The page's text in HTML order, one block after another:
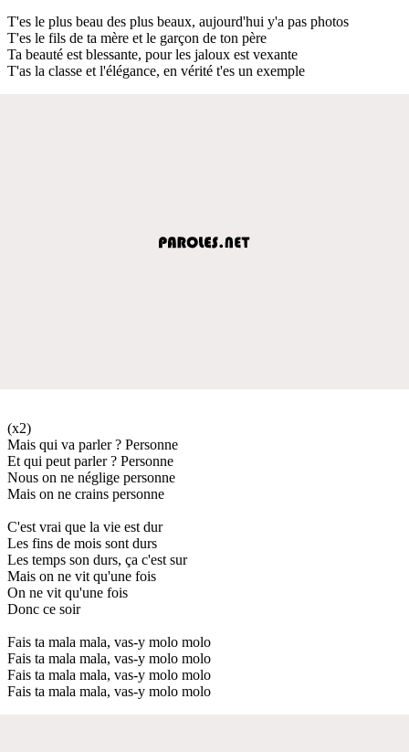
T'es le plus beau des plus beaux, aujourd'hui y'a pas photos
T'es le fils de ta mère et le garçon de ton père
Ta beauté est blessante, pour les jaloux est vexante
T'as la classe et l'élégance, en vérité t'es un exemple
(x2)
Mais qui va parler ? Personne
Et qui peut parler ? Personne
Nous on ne néglige personne
Mais on ne crains personne
C'est vrai que la vie est dur
Les fins de mois sont durs
Les temps son durs, ça c'est sur
Mais on ne vit qu'une fois
On ne vit qu'une fois
Donc ce soir
Fais ta mala mala, vas-y molo molo
Fais ta mala mala, vas-y molo molo
Fais ta mala mala, vas-y molo molo
Fais ta mala mala, vas-y molo molo